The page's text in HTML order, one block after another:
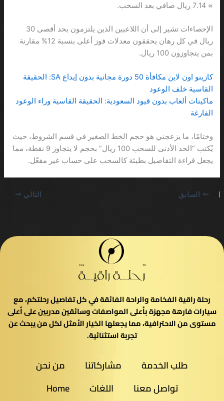
≈ 7.14 ريال صافي بعد السحب.
الإحصاءات تشير إلى أن اللاعبين الذين يلتزمون بحد أقصى 30
ريال في كل رهان يحققون معدلات فوز أعلى بنسبة 12% مقارنة
بمن يتجاوزون 100 ريال.
كازينو اون لاين مكافأة 50 دورة مجانية بدون إيداع SA: الحقيقة
القاسية خلف الوعود
ماكينات ألعاب بدون قيود السعودية: الحقيقة القاسية وراء الوعود
الفارغة
وختامًا، ما يزعجني هو حجم الخط الصغير في قسم الشروط، حيث
يُكتب “الحد الأدنى للسحب 100 ريال” بحجم لا يتجاوز 9 نقطة، مما
يجعل قراءة التفاصيل بطيئة كالسحب على حساب غير مفعّل.
السابق التالي
رحلة راقية الفخامة والراحة الفائقة في كل تفاصيل رحلتكم، مع
سيارات فارهة مجهزة بأعلى المواصفات وسائقين مدربين على أعلى
مستوى من الاحترافية، مما يجعلها الخيار الأمثل لكل من يبحث عن
تجربة استثنائية.
طلب الخدمة مشاركاتنا
من نحن
تواصل معنا
اللغات Home